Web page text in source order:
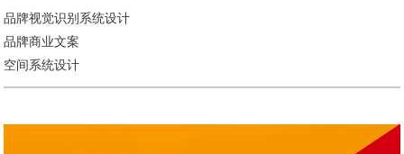
品牌视觉识别系统设计
品牌商业文案
空间系统设计